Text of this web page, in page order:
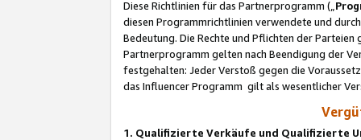
Diese Richtlinien für das Partnerprogramm („
diesen Programmrichtlinien verwendete und
Bedeutung. Die Rechte und Pflichten der
Partnerprogramm gelten nach Beendigung der
festgehalten: Jeder Verstoß gegen die
das Influencer Programm gilt als wesentlicher
1. Qualifizierte Verkäufe und Qualifizierte